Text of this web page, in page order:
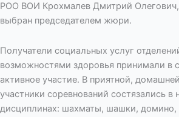
РОО ВОИ Крохмалев Дмитрий
выбран председателем жюри.
Получатели социальных услуг
возможностями здоровья принимали в
активное участие. В приятной,
участники соревнований состязались в
дисциплинах: шахматы, шашки, домино,